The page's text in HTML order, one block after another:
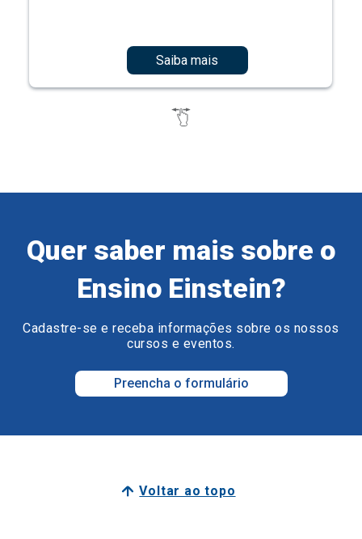
Saiba mais
Quer saber mais sobre o
Ensino Einstein?
Cadastre-se e receba informações sobre os nossos
cursos e eventos.
Preencha o formulário
Voltar ao topo